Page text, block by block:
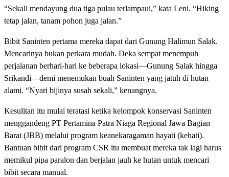
“Sekali mendayung dua tiga pulau terlampaui,” kata Leni. “Hiking
tetap jalan, tanam pohon juga jalan.”
Bibit Saninten pertama mereka dapat dari Gunung Halimun Salak.
Mencarinya bukan perkara mudah. Deka sempat menempuh
perjalanan berhari-hari ke beberapa lokasi—Gunung Salak hingga
Srikandi—demi menemukan buah Saninten yang jatuh di hutan
alami. “Nyari bijinya susah sekali,” kenangnya.
Kesulitan itu mulai teratasi ketika kelompok konservasi Saninten
menggandeng PT Pertamina Patra Niaga Regional Jawa Bagian
Barat (JBB) melalui program keanekaragaman hayati (kehati).
Bantuan bibit dari program CSR itu membuat mereka tak lagi harus
memikul pipa paralon dan berjalan jauh ke hutan untuk mencari
bibit secara manual.